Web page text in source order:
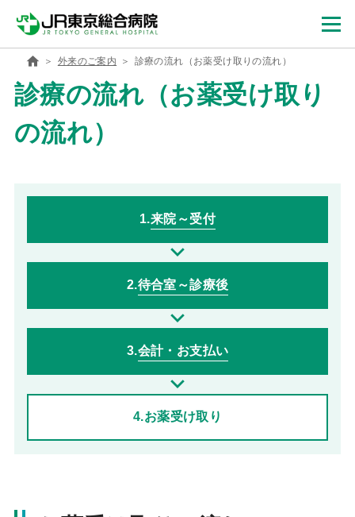
外来のご案内 診療の流れ（お薬受け取りの流れ）
診療の流れ（お薬受け取り
の流れ）
1.来院～受付
2.待合室～診療後
3.会計・お支払い
4.お薬受け取り